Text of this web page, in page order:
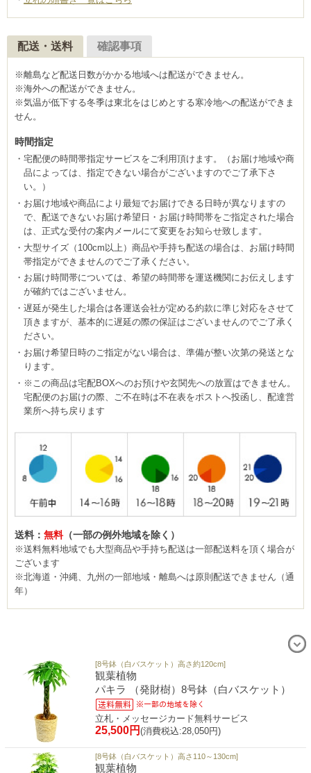
配送・送料 確認事項
※離島など配送日数がかかる地域へは配送ができません。
※海外への配送ができません。
※気温が低下する冬季は東北をはじめとする寒冷地への配送ができま
せん。
時間指定
宅配便の時間帯指定サービスをご利用頂けます。（お届け地域や商
品によっては、指定できない場合がございますのでご了承下さ
い。）
お届け地域や商品により最短でお届けできる日時が異なりますの
で、配送できないお届け希望日・お届け時間帯をご指定された場合
は、正式な受付の案内メールにて変更をお知らせ致します。
大型サイズ（100cm以上）商品や手持ち配送の場合は、お届け時間
帯指定ができませんのでご了承ください。
お届け時間帯については、希望の時間帯を運送機関にお伝えします
が確約ではございません。
遅延が発生した場合は各運送会社が定める約款に準じ対応をさせて
頂きますが、基本的に遅延の際の保証はございませんのでご了承く
ださい。
お届け希望日時のご指定がない場合は、準備が整い次第の発送とな
ります。
※この商品は宅配BOXへのお預けや玄関先への放置はできません。
宅配便のお届けの際、ご不在時は不在表をポストへ投函し、配達営
業所へ持ち戻ります
送料： 無料（一部の例外地域を除く）
※送料無料地域でも大型商品や手持ち配送は一部配送料を頂く場合が
ございます
※北海道・沖縄、九州の一部地域・離島へは原則配送できません（通
年）
[8号鉢（白バスケット）高さ約120cm]
観葉植物
パキラ （発財樹）8号鉢（白バスケット）
立札・メッセージカード無料サービス
25,500円 (消費税込:28,050円)
[8号鉢（白バスケット）高さ110～130cm]
観葉植物